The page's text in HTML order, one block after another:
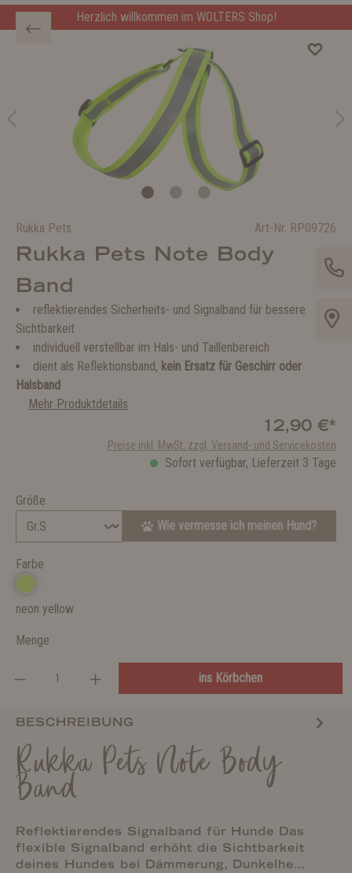
Herzlich willkommen im WOLTERS Shop!
Rukka Pets Art-Nr. RP09726
Rukka Pets Note Body
Band
reflektierendes Sicherheits- und Signalband für bessere
Sichtbarkeit
individuell verstellbar im Hals- und Taillenbereich
dient als Reflektionsband, kein Ersatz für Geschirr oder
Halsband
Mehr Produktdetails
12,90 €*
Preise inkl. MwSt. zzgl. Versand- und Servicekosten
Sofort verfügbar, Lieferzeit 3 Tage
Größe
Wie vermesse ich meinen Hund?
Farbe
neon yellow
Menge
ins Körbchen
BESCHREIBUNG
Rukka Pets Note Body
Band
Reflektierendes Signalband für Hunde Das
flexible Signalband erhöht die Sichtbarkeit
deines Hundes bei Dämmerung, Dunkelhe…